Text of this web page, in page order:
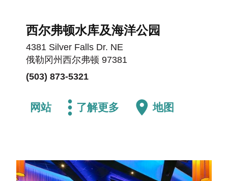
西尔弗顿水库及海洋公园
4381 Silver Falls Dr. NE
俄勒冈州西尔弗顿 97381
(503) 873-5321
网站 了解更多 地图